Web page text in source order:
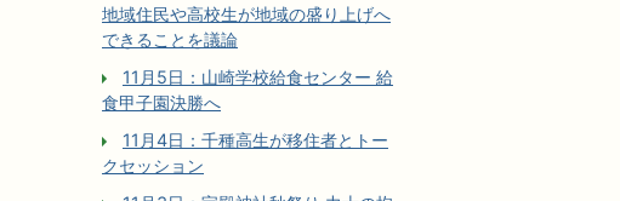
地域住民や高校生が地域の盛り上げへ
できることを議論
11月5日：山崎学校給食センター 給
食甲子園決勝へ
11月4日：千種高生が移住者とトー
クセッション